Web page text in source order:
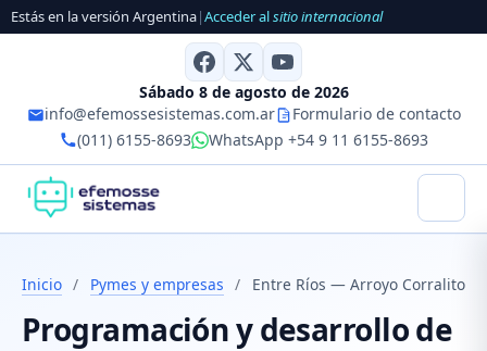
Estás en la versión Argentina|Acceder alsitio internacional
Sábado 8 de agosto de 2026
info@efemossesistemas.com.ar
Formulario de contacto
(011) 6155-8693
WhatsApp +54 9 11 6155-8693
Inicio / Pymes y empresas / Entre Ríos — Arroyo Corralito
Programación y desarrollo de